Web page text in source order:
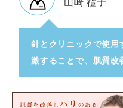
山崎 禮子
針とクリニックで使用
激することで、肌質改